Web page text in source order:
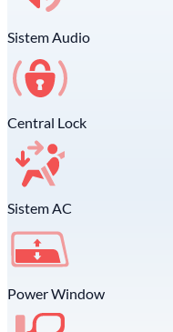
Sistem Audio
Central Lock
Sistem AC
Power Window